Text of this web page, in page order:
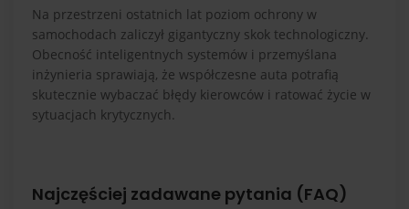
Na przestrzeni ostatnich lat poziom ochrony w
samochodach zaliczył gigantyczny skok technologiczny.
Obecność inteligentnych systemów i przemyślana
inżynieria sprawiają, że współczesne auta potrafią
skutecznie wybaczać błędy kierowców i ratować życie w
sytuacjach krytycznych.
Najczęściej zadawane pytania (FAQ)